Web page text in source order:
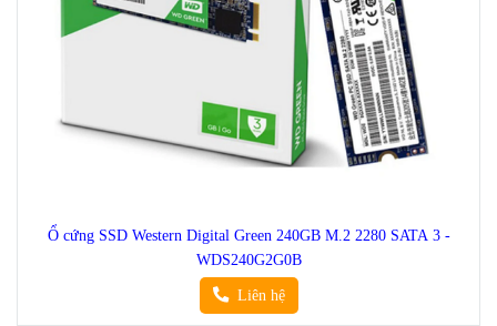
Ổ cứng SSD Western Digital Green 240GB M.2 2280 SATA 3 -
WDS240G2G0B
Liên hệ